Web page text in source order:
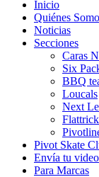
Inicio
Quiénes
Noticias
Secciones
Caras
Six
BBQ
Loucals
Next
Pivot Skate
Envía tu video
Para Marcas